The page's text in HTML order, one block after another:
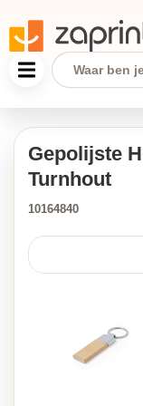
Gepolijste
Turnhout
10164840